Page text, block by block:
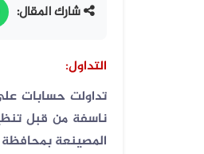
شارك المقال:
التداول:
تداولت حسابات
ناسفة من قبل
المصينعة